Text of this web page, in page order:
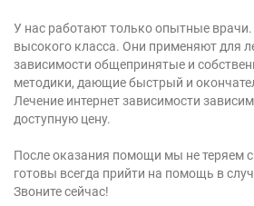
У нас работают только опытные
высокого класса. Они применяют для
зависимости общепринятые и
методики, дающие быстрый и
Лечение интернет зависимости
доступную цену.
После оказания помощи мы не теряем
готовы всегда прийти на помощь в
Звоните сейчас!